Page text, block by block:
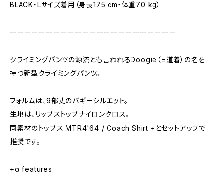
BLACK・Lサイズ着用（身長175 cm・体重70 kg）
ーーーーーーーーーーーーーーーーーーーーーーー
クライミングパンツの源流とも言われるDoogie（=道着）の名を
持つ新型クライミングパンツ。
フォルムは、9部丈のバギーシルエット。
生地は、リップストップナイロンクロス。
同素材のトップス MTR4164 / Coach Shirt +とセットアップで
推奨です。
+α features